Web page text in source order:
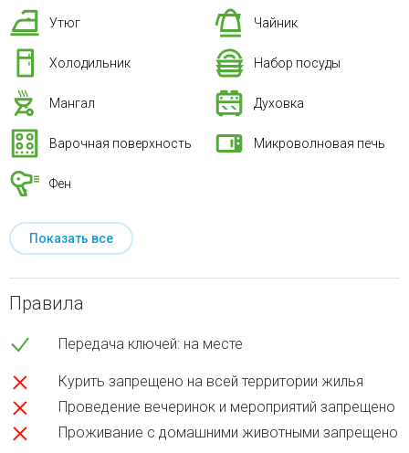
Утюг Чайник
Холодильник Набор посуды
Мангал Духовка
Варочная поверхность Микроволновая печь
Фен
Показать все
Правила
Передача ключей: на месте
Курить запрещено на всей территории жилья
Проведение вечеринок и мероприятий запрещено
Проживание с домашними животными запрещено